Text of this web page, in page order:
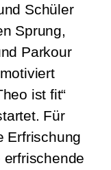
Schüler
Sprung,
Parkour
ist fit“
Für
Erfrischung